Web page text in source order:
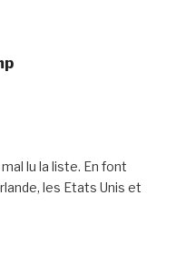
lu la liste. En font
les Etats Unis et